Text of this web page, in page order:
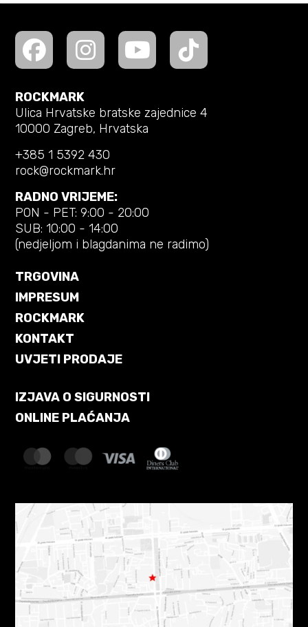
ROCKMARK
Ulica Hrvatske bratske zajednice 4
10000 Zagreb, Hrvatska
+385 1 5392 430
rock@rockmark.hr
RADNO VRIJEME:
PON - PET: 9:00 - 20:00
SUB: 10:00 - 14:00
(nedjeljom i blagdanima ne radimo)
TRGOVINA
IMPRESUM
ROCKMARK
KONTAKT
UVJETI PRODAJE
IZJAVA O SIGURNOSTI
ONLINE PLAĆANJA